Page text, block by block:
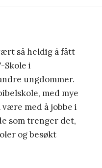
så heldig å fått
Skole i
ungdommer.
med mye
med å jobbe i
som trenger det,
og besøkt